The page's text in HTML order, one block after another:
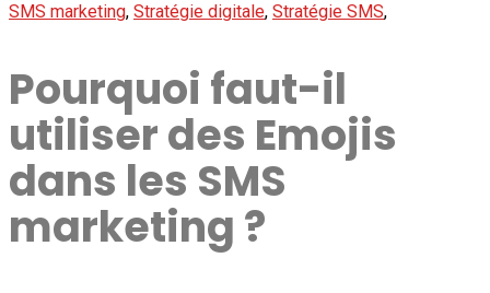
SMS marketing, Stratégie digitale, Stratégie SMS,
Pourquoi faut-il
utiliser des Emojis
dans les SMS
marketing ?